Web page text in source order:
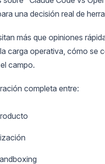
una decisión real de
más que opiniones
carga operativa, cómo se
campo.
completa entre: